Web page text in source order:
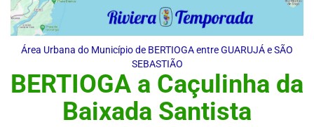
Área Urbana do Município de BERTIOGA entre GUARUJÁ e SÃO
SEBASTIÃO
BERTIOGA a Caçulinha da
Baixada Santista